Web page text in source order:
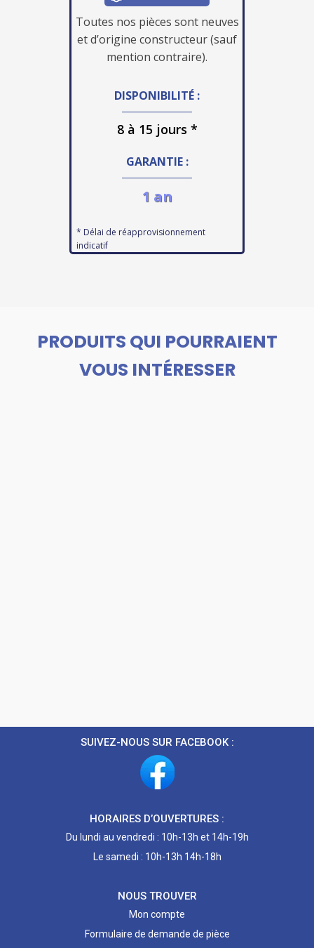
Toutes nos pièces sont neuves
et d’origine constructeur (sauf
mention contraire).
DISPONIBILITÉ :
8 à 15 jours *
GARANTIE :
1 an
* Délai de réapprovisionnement
indicatif
PRODUITS QUI POURRAIENT
VOUS INTÉRESSER
SUIVEZ-NOUS SUR FACEBOOK :
HORAIRES D’OUVERTURES :
Du lundi au vendredi : 10h-13h et 14h-19h
Le samedi : 10h-13h 14h-18h
NOUS TROUVER
Mon compte
Formulaire de demande de pièce